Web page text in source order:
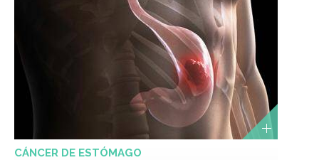
CÁNCER DE ESTÓMAGO